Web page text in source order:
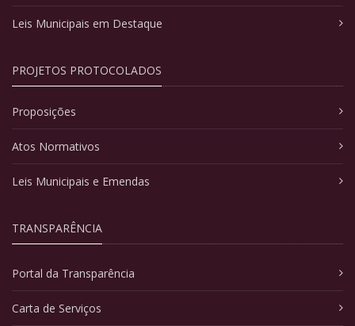
Leis Municipais em Destaque
PROJETOS PROTOCOLADOS
Proposições
Atos Normativos
Leis Municipais e Emendas
TRANSPARÊNCIA
Portal da Transparência
Carta de Serviços